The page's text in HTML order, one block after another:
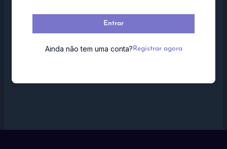
Entrar
Ainda não tem uma conta? Registrar agora